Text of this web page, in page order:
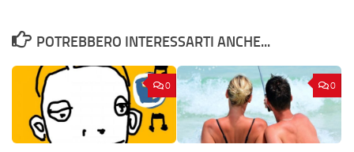
POTREBBERO INTERESSARTI ANCHE...
0 0